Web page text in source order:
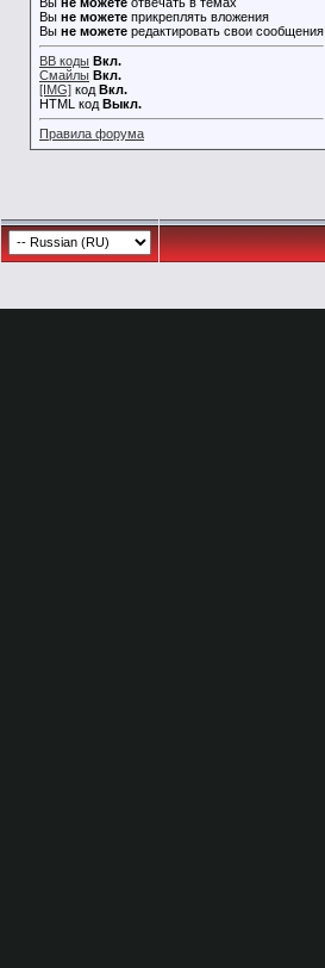
Вы не можете прикреплять вложения
Вы не можете редактировать свои сообщения
BB коды Вкл.
Смайлы Вкл.
[IMG] код Вкл.
HTML код Выкл.
Правила форума